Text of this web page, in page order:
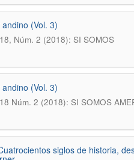
(Vol. 3)
Núm. 2 (2018): SI SOMOS
(Vol. 3)
Núm. 2 (2018): SI SOMOS
siglos de historia,